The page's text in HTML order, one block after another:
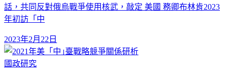
話，共同反對俄烏戰爭使用核武，敲定 美國 務卿布林肯2023
年初訪「中
2023年2月22日
國政研究